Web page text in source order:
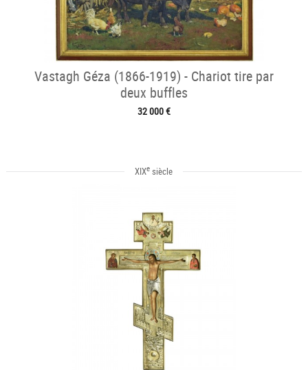
Vastagh Géza (1866-1919) - Chariot tire par
deux buffles
32 000 €
XIXe siècle